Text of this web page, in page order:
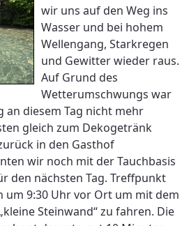
wir uns auf den Weg ins
Wasser und bei hohem
Wellengang, Starkregen
und Gewitter wieder raus.
Auf Grund des
Wetterumschwungs war
an diesem Tag nicht mehr
gleich zum Dekogetränk
in den Gasthof
wir noch mit der Tauchbasis
den nächsten Tag. Treffpunkt
um 9:30 Uhr vor Ort um mit dem
Steinwand“ zu fahren. Die